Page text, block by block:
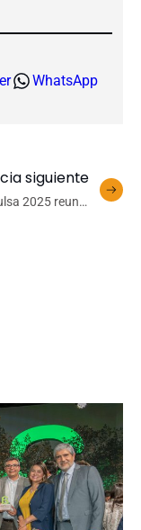
WhatsApp
siguiente
2025 reunió